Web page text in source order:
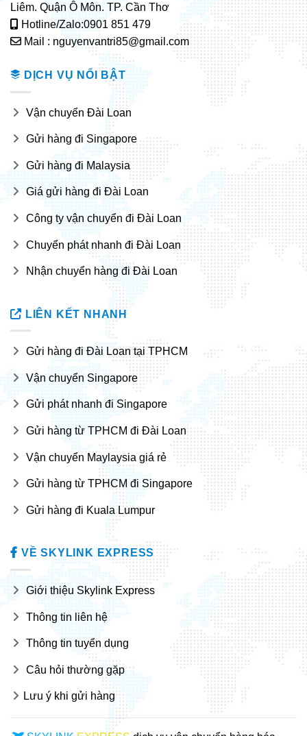
Liêm. Quận Ô Môn. TP. Cần Thơ
Hotline/Zalo:0901 851 479
Mail : nguyenvantri85@gmail.com
DỊCH VỤ NỔI BẬT
Vận chuyển Đài Loan
Gửi hàng đi Singapore
Gửi hàng đi Malaysia
Giá gửi hàng đi Đài Loan
Công ty vận chuyển đi Đài Loan
Chuyển phát nhanh đi Đài Loan
Nhận chuyển hàng đi Đài Loan
LIÊN KẾT NHANH
Gửi hàng đi Đài Loan tại TPHCM
Vận chuyển Singapore
Gửi phát nhanh đi Singapore
Gửi hàng từ TPHCM đi Đài Loan
Vận chuyển Maylaysia giá rẻ
Gửi hàng từ TPHCM đi Singapore
Gửi hàng đi Kuala Lumpur
VỀ SKYLINK EXPRESS
Giới thiệu Skylink Express
Thông tin liên hệ
Thông tin tuyển dụng
Câu hỏi thường gặp
Lưu ý khi gửi hàng